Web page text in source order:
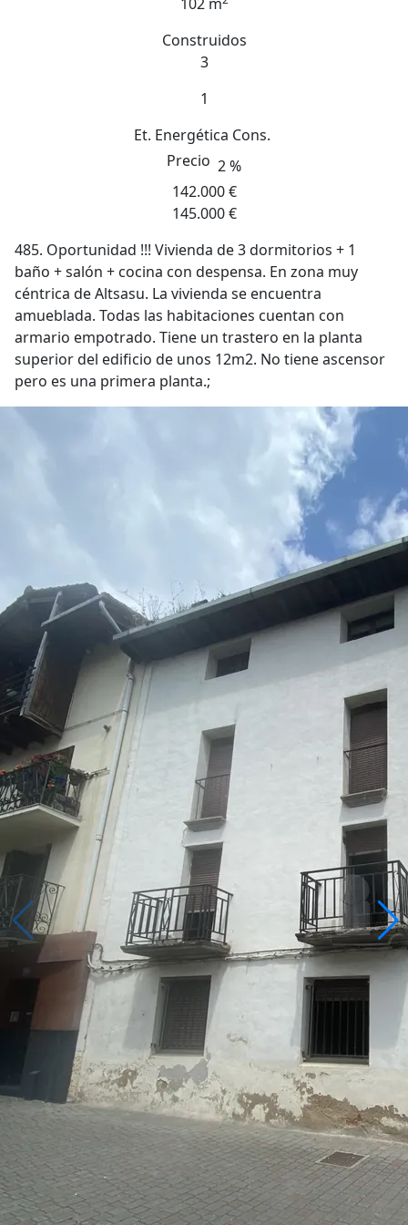
Construidos
3
1
Et. Energética Cons.
Precio 2 %
142.000 €
145.000 €
485. Oportunidad !!! Vivienda de 3 dormitorios + 1
baño + salón + cocina con despensa. En zona muy
céntrica de Altsasu. La vivienda se encuentra
amueblada. Todas las habitaciones cuentan con
armario empotrado. Tiene un trastero en la planta
superior del edificio de unos 12m2. No tiene ascensor
pero es una primera planta.;